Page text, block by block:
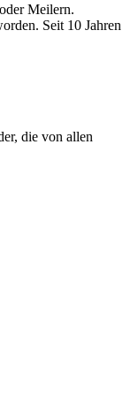
Meilern.
Seit 10 Jahren
die von allen